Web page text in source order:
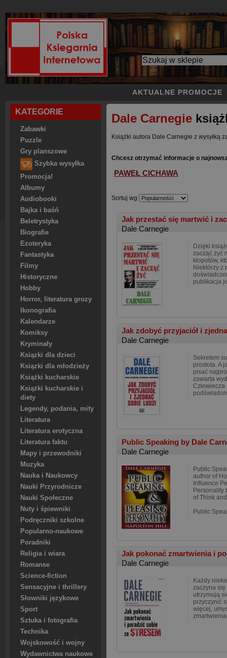
AKTUALNE PROMOCJE
KATEGORIE
Zabawki
Puzzle
Gry planszowe
Szybka wysyłka
Promocja!
Albumy
Audiobooki
Bajka i baśń
Beletrystyka
Biografie
Ezoteryka
Fantastyka
Filmy
Historyczne
Hobby
Horror, literatura grozy
Ikonografia
Kalendarze
Komiksy
Kryminały
Ksiązki dla dzieci
Ksiązki dla młodzieży
Książki kucharskie
Książki kucharskie i
diety
Legendy, podania, mity
Literatura
Literatura erotyczna
Literatura faktu
Mapy i przewodniki
Muzyka
Nauka i Naukowcy
Nauki Przyrodnicze
Nauki Społeczne
Nuty i śpiewniki
Podręczniki szkolne
Popularno-naukowe
Poradniki
Religia i wiara
Romanse
Science-fiction
Sensacyjne i thrillery
Słowniki językowe
Sport
Sztuka i fotografia
Technika
Wojskowość i wojny
Wydawnictwa naukowe
Dale Carnegie
Książki autora Dale Carnegie z wysyłką
Chcesz otrzymać informacje o
PAWEŁ CICHAWA
Sortuj wg
Jak przestać się martwić i
Dale Carnegie
Dzięki
zacząć żyć
kłopotów,
Niektórzy z
publikacja
Jak zdobyć przyjaciół i
Dale Carnegie
Sekretem
prostota. A
pisać
zawarta
Public Speaking by Dale
Dale Carnegie
Public
author of
Influence
Personality
of Think
Public
Jak pokonać zmartwienia i
Dale Carnegie
Każdy
zaczyna się
utrzymują
przyczynić
więcej,